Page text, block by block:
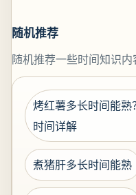
随机推荐
随机推荐一些时间知识内
烤红薯多长时间能
时间详解
煮猪肝多长时间能熟